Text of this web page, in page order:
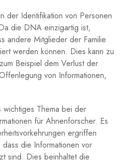
der Identifikation von Personen
die DNA einzigartig ist,
andere Mitglieder der Familie
werden können. Dies kann zu
Beispiel dem Verlust der
von Informationen,
Thema bei der
für Ahnenforscher. Es
ergriffen
die Informationen vor
sind. Dies beinhaltet die